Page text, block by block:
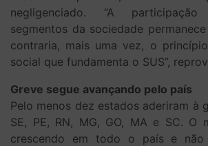
negligenciado. “A
segmentos da sociedade
contraria, mais uma vez, o
social que fundamenta o SUS”,
Greve segue avançando pelo país
Pelo menos dez estados aderiram à
SE, PE, RN, MG, GO, MA e SC. O
crescendo em todo o país e não